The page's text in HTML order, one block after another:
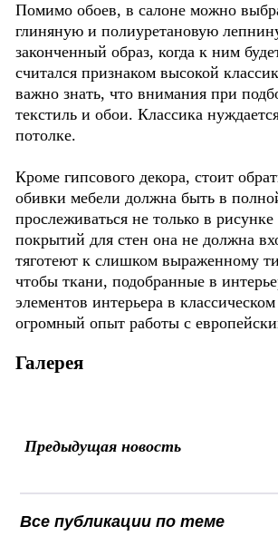
Помимо обоев, в салоне можно
глиняную и полиуретановую
законченный образ, когда к ним
считался признаком высокой
важно знать, что внимания при
текстиль и обои. Классика
потолке.
Кроме гипсового декора, стоит
обивки мебели должна быть в
прослеживаться не только в
покрытий для стен она не должна
тяготеют к слишком выраженному
чтобы ткани, подобранные в
элементов интерьера в
огромный опыт работы с
Галерея
Предыдущая новость
Все публикации по теме